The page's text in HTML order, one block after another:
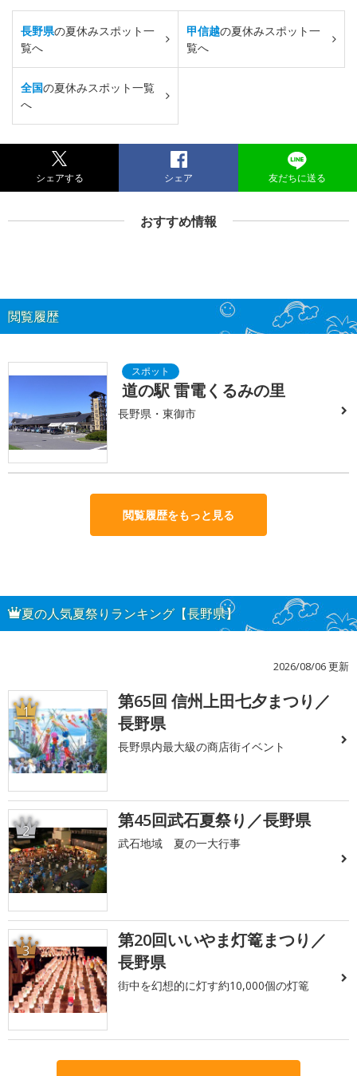
長野県の夏休みスポット一
覧へ
甲信越の夏休みスポット一
覧へ
全国の夏休みスポット一覧
へ
シェアする シェア 友だちに送る
おすすめ情報
閲覧履歴
道の駅 雷電くるみの里
長野県・東御市
閲覧履歴をもっと見る
夏の人気夏祭りランキング【長野県】
2026/08/06 更新
1
第65回 信州上田七夕まつり／
長野県
長野県内最大級の商店街イベント
2 第45回武石夏祭り／長野県
武石地域 夏の一大行事
3
第20回いいやま灯篭まつり／
長野県
街中を幻想的に灯す約10,000個の灯篭